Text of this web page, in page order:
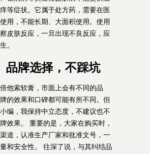
等症状。它属于处方药，需要在医
用，不能长期、大面积使用。使用
皮肤反应，一旦出现不良反应，应
。
品牌选择，不踩坑
他索软膏，市面上会有不同的品
的效果和口碑都可能有所不同。但
编，我保持中立态度，不建议也不
效果。 重要的是，大家在购买时，
道，认准生产厂家和批准文号，一
和安全性。 往深了说，与其纠结品